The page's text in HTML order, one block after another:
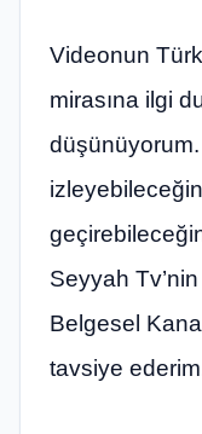
Videonun
mirasına ilgi
Seyyah
Belgesel
tavsiye